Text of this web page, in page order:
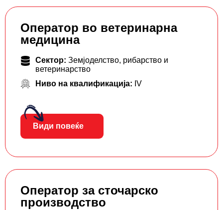
Оператор во ветеринарна
медицина
Сектор: Земјоделство, рибарство и
ветеринарство
Ниво на квалификација: IV
Види повеќе
Оператор за сточарско
производство